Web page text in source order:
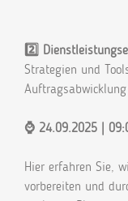
2️⃣
Strategien und
⌚ 24.09.2025 |
Hier erfahren Sie,
vorbereiten und